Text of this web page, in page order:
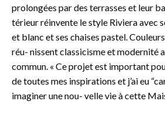
prolongées par des terrasses et leur
térieur réinvente le style Riviera avec
et blanc et ses chaises pastel.
réu- nissent classicisme et modernité
commun. « Ce projet est important
de toutes mes inspirations et j’ai eu
imaginer une nou- velle vie à cette